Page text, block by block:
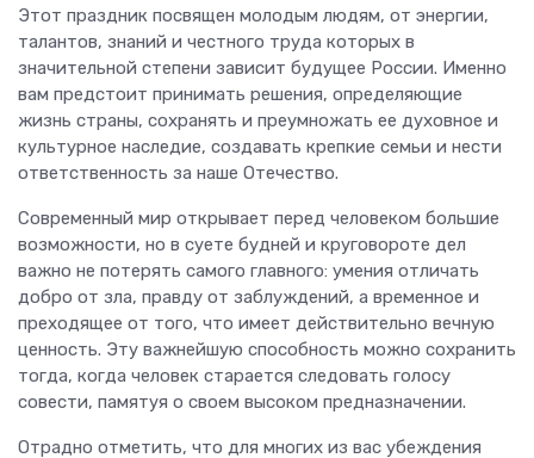
Этот праздник посвящен молодым людям, от энергии,
талантов, знаний и честного труда которых в
значительной степени зависит будущее России. Именно
вам предстоит принимать решения, определяющие
жизнь страны, сохранять и преумножать ее духовное и
культурное наследие, создавать крепкие семьи и нести
ответственность за наше Отечество.
Современный мир открывает перед человеком большие
возможности, но в суете будней и круговороте дел
важно не потерять самого главного: умения отличать
добро от зла, правду от заблуждений, а временное и
преходящее от того, что имеет действительно вечную
ценность. Эту важнейшую способность можно сохранить
тогда, когда человек старается следовать голосу
совести, памятуя о своем высоком предназначении.
Отрадно отметить, что для многих из вас убеждения